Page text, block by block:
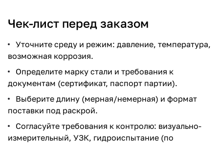
Чек-лист перед заказом
Уточните среду и режим: давление, температура,
возможная коррозия.
Определите марку стали и требования к
документам (сертификат, паспорт партии).
Выберите длину (мерная/немерная) и формат
поставки под раскрой.
Согласуйте требования к контролю: визуально-
измерительный, УЗК, гидроиспытание (по